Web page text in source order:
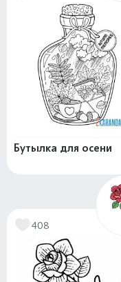
Бутылка для осени
408